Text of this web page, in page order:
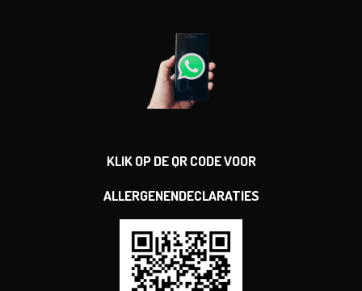
KLIK OP DE QR CODE VOOR
ALLERGENENDECLARATIES